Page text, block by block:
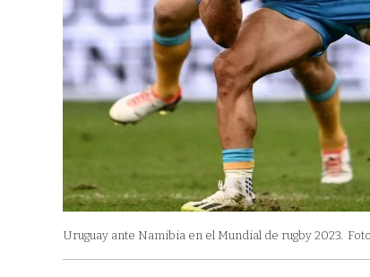
Uruguay ante Namibia en el Mundial de rugby 2023.